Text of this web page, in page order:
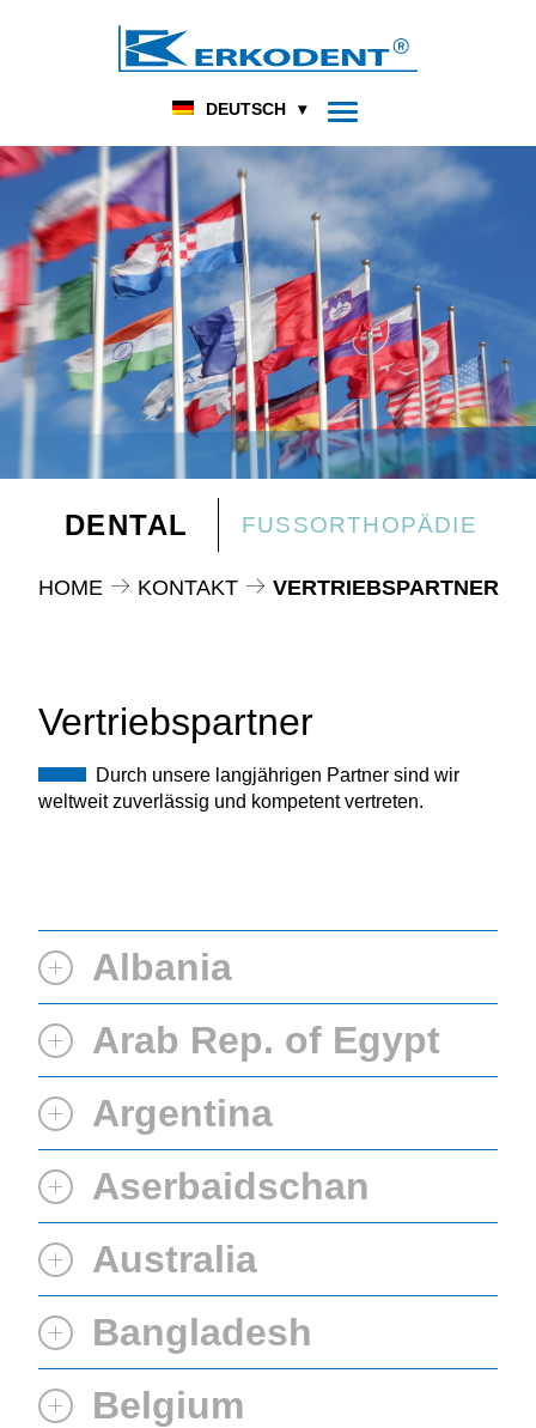
DEUTSCH
DENTAL FUSSORTHOPÄDIE
HOME KONTAKT VERTRIEBSPARTNER
Vertriebspartner
Durch unsere langjährigen Partner sind wir
weltweit zuverlässig und kompetent vertreten.
Albania
Arab Rep. of Egypt
Argentina
Aserbaidschan
Australia
Bangladesh
Belgium